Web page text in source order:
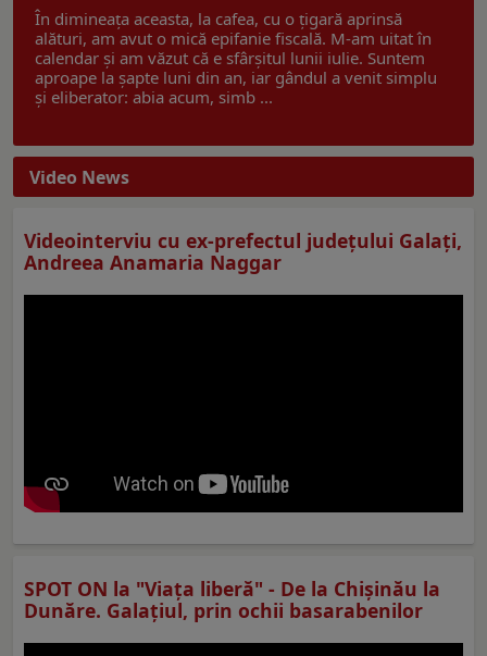
În dimineața aceasta, la cafea, cu o țigară aprinsă
alături, am avut o mică epifanie fiscală. M-am uitat în
calendar și am văzut că e sfârșitul lunii iulie. Suntem
aproape la șapte luni din an, iar gândul a venit simplu
și eliberator: abia acum, simb ...
Video News
Videointerviu cu ex-prefectul judeţului Galaţi,
Andreea Anamaria Naggar
SPOT ON la "Viaţa liberă" - De la Chișinău la
Dunăre. Galațiul, prin ochii basarabenilor